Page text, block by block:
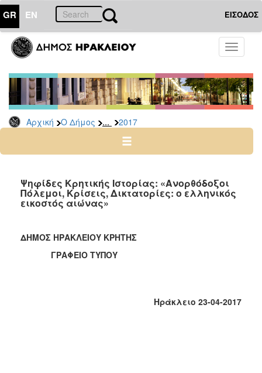
GR EN ΕΙΣΟΔΟΣ
Toggle
Αρχική Ο Δήμος ... 2017
ΔΗΜΟΣ
Δελτία
Τύπου
Αρχείο
2026
2024
2022
2021
Ψηφίδες Κρητικής Ιστορίας: «Ανορθόδοξοι
Πόλεμοι, Κρίσεις, Δικτατορίες: ο ελληνικός
εικοστός αιώνας»
ΔΗΜΟΣ ΗΡΑΚΛΕΙΟΥ ΚΡΗΤΗΣ
ΓΡΑΦΕΙΟ ΤΥΠΟΥ
Ηράκλειο 23-04-2017